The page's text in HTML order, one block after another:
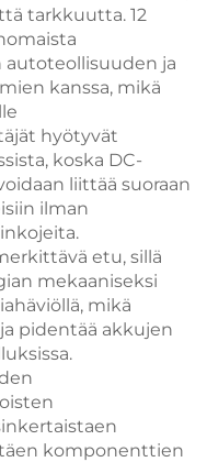
tarkkuutta. 12
ja
kanssa, mikä
hyötyvät
koska DC-
liittää suoraan
ilman
etu, sillä
mekaaniseksi
mikä
pidentää akkujen
komponenttien